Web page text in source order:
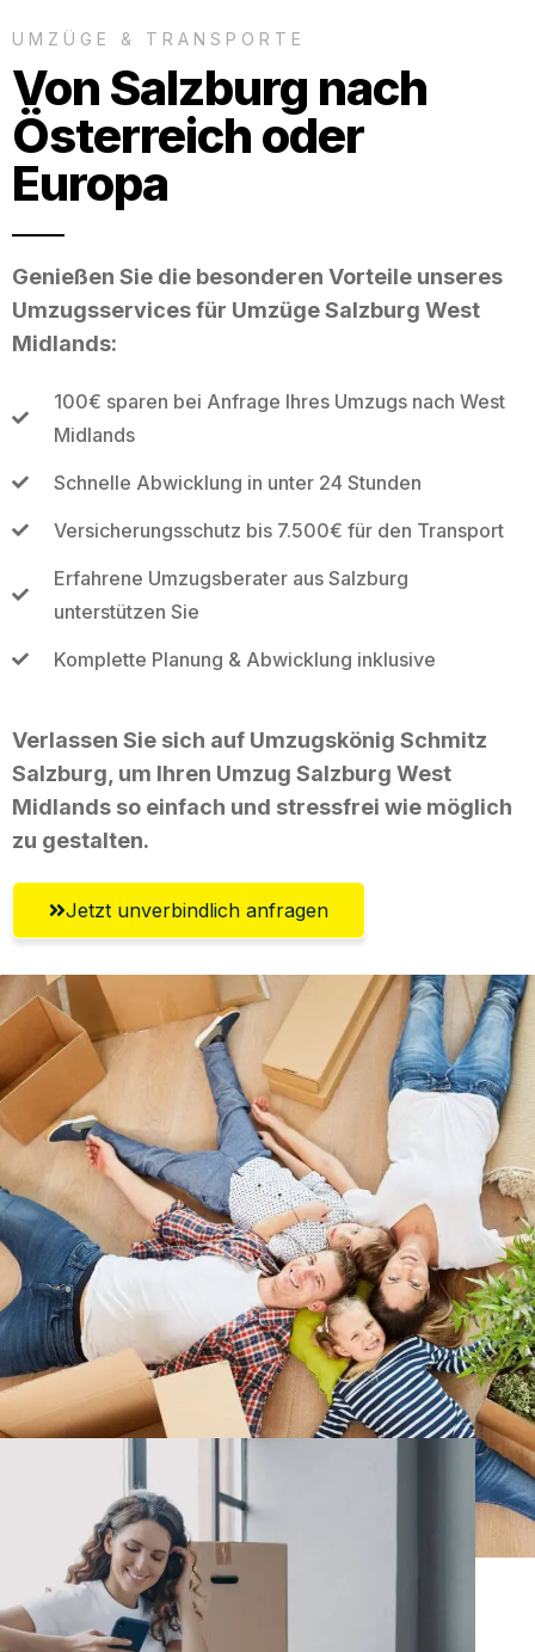
UMZÜGE & TRANSPORTE
Von Salzburg nach
Österreich oder
Europa
Genießen Sie die besonderen Vorteile unseres
Umzugsservices für Umzüge Salzburg West
Midlands:
100€ sparen bei Anfrage Ihres Umzugs nach West
Midlands
Schnelle Abwicklung in unter 24 Stunden
Versicherungsschutz bis 7.500€ für den Transport
Erfahrene Umzugsberater aus Salzburg
unterstützen Sie
Komplette Planung & Abwicklung inklusive
Verlassen Sie sich auf Umzugskönig Schmitz
Salzburg, um Ihren Umzug Salzburg West
Midlands so einfach und stressfrei wie möglich
zu gestalten.
Jetzt unverbindlich anfragen